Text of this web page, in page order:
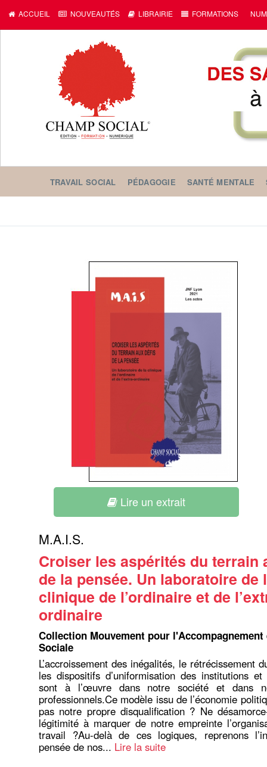
ACCUEIL NOUVEAUTÉS LIBRAIRIE FORMATIONS
TRAVAIL SOCIAL PÉDAGOGIE SANTÉ MENTALE
Lire un extrait
M.A.I.S.
Croiser les aspérités du terrain
de la pensée. Un laboratoire de
clinique de l’ordinaire et de
ordinaire
Collection Mouvement pour
Sociale
L’accroissement des inégalités, le rétrécissement
les dispositifs d’uniformisation des institutions
sont à l’œuvre dans notre société et dans
professionnels.Ce modèle issu de l’économie
pas notre propre disqualification ? Ne
légitimité à marquer de notre empreinte
travail ?Au-delà de ces logiques, reprenons
pensée de nos... Lire la suite